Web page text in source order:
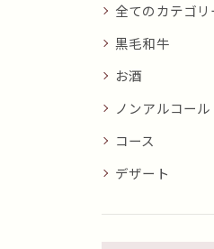
全てのカテゴリ
黒毛和牛
お酒
ノンアルコール
コース
デザート